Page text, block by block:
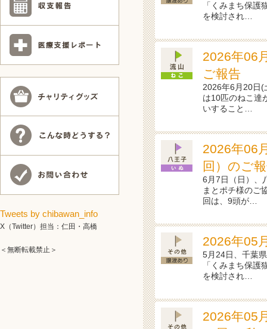
「くみまち保
を検討され…
2026年06
ご報告
2026年6月20日(
は10匹のねこ達
いすること…
2026年06
回）のご
6月7日（日）、
まとポチ様のご
回は、9頭が…
2026年05
5月24日、千葉
「くみまち保
を検討され…
2026年05
Tweets by chibawan_info
X（Twitter）担当：仁田・高橋
＜無断転載禁止＞